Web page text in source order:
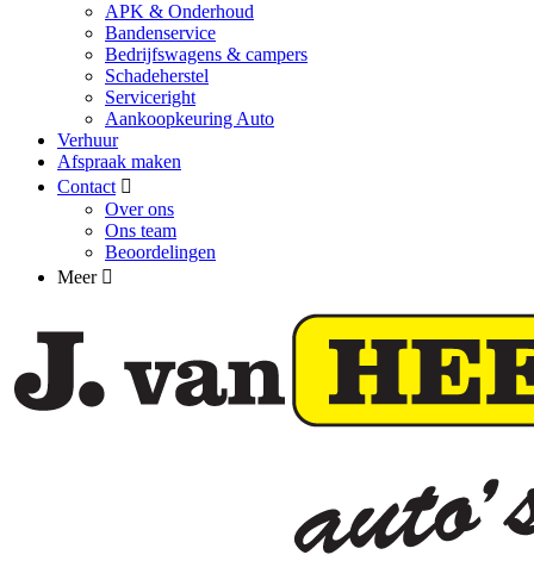
APK & Onderhoud
Bandenservice
Bedrijfswagens & campers
Schadeherstel
Serviceright
Aankoopkeuring Auto
Verhuur
Afspraak maken
Contact
Over ons
Ons team
Beoordelingen
Meer